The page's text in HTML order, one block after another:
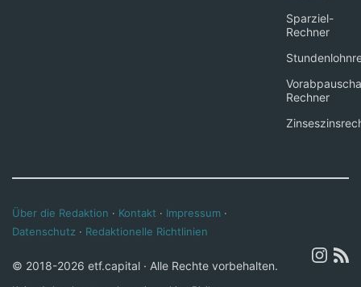
Sparziel-
Rechner
Rechner
Über die Redaktion · Kontakt · Impressum ·
Datenschutz · Redaktionelle Richtlinien
© 2018-2026 etf.capital · Alle Rechte vorbehalten.